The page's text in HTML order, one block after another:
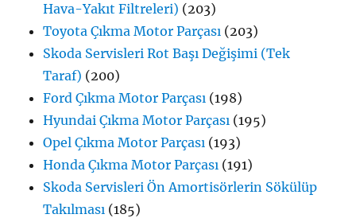
Hava-Yakıt Filtreleri) (203)
Toyota Çıkma Motor Parçası (203)
Skoda Servisleri Rot Başı Değişimi (Tek
Taraf) (200)
Ford Çıkma Motor Parçası (198)
Hyundai Çıkma Motor Parçası (195)
Opel Çıkma Motor Parçası (193)
Honda Çıkma Motor Parçası (191)
Skoda Servisleri Ön Amortisörlerin Sökülüp
Takılması (185)